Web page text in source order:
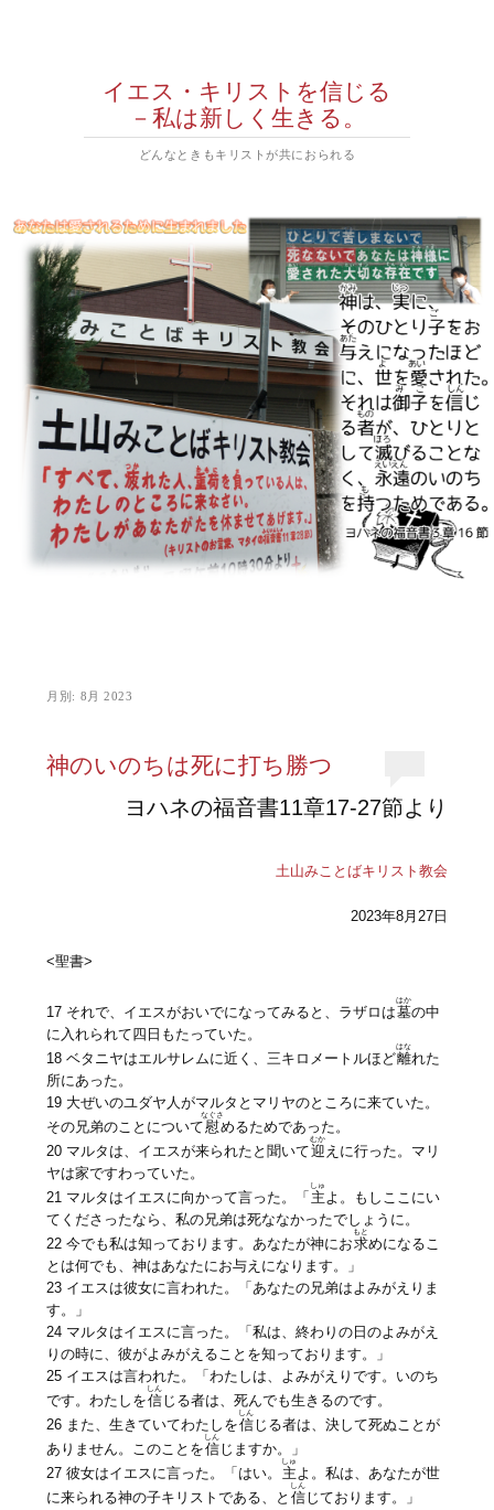
イエス・キリストを信じる
－私は新しく生きる。
どんなときもキリストが共におられる
月別: 8月 2023
神のいのちは死に打ち勝つ
ヨハネの福音書11章17-27節より
土山みことばキリスト教会
2023年8月27日
<聖書>
17 それで、イエスがおいでになってみると、ラザロは墓
はか
の中
に入れられて四日もたっていた。
18 ベタニヤはエルサレムに近く、三キロメートルほど離
はな
れた
所にあった。
19 大ぜいのユダヤ人がマルタとマリヤのところに来ていた。
その兄弟のことについて慰
なぐさ
めるためであった。
20 マルタは、イエスが来られたと聞いて迎
むか
えに行った。マリ
ヤは家ですわっていた。
21 マルタはイエスに向かって言った。「 主
しゅ
よ。もしここにい
てくださったなら、私の兄弟は死ななかったでしょうに。
22 今でも私は知っております。あなたが神にお求
もと
めになるこ
とは何でも、神はあなたにお与えになります。」
23 イエスは彼女に言われた。「あなたの兄弟はよみがえりま
す。」
24 マルタはイエスに言った。「私は、終わりの日のよみがえ
りの時に、彼がよみがえることを知っております。」
25 イエスは言われた。「わたしは、よみがえりです。いのち
です。わたしを信
しん
じる者は、死んでも生きるのです。
26 また、生きていてわたしを信
しん
じる者は、決して死ぬことが
ありません。このことを信
しん
じますか。」
27 彼女はイエスに言った。「はい。
主
しゅ
よ。私は、あなたが世
に来られる神の子キリストである、と 信
しん
じております。」